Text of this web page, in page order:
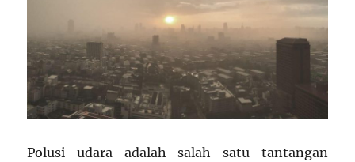
Polusi udara adalah salah satu tantangan